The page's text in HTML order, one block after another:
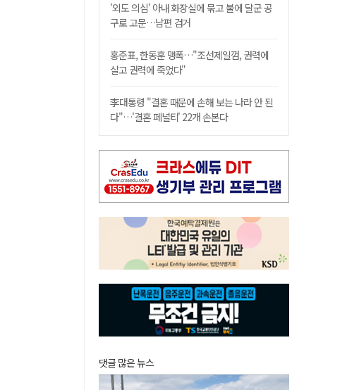
'외도 의심' 아내 화장실에 묶고 불에 달군 공
구로 고문…남편 검거
홍준표, 한동훈 맹폭…"조선제일껌, 권력에
살고 권력에 죽었다"
李대통령 "결혼 때문에 손해 보는 나라 안 된
다"…'결혼 페널티' 22개 손본다
댓글 많은 뉴스